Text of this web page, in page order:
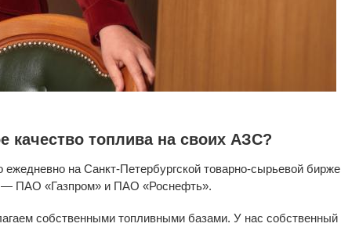
качество топлива на своих АЗС?
на Санкт‑Петербургской товарно‑сырьевой бирже
— ПАО «Газпром» и ПАО «Роснефть».
собственными топливными базами. У нас собственный